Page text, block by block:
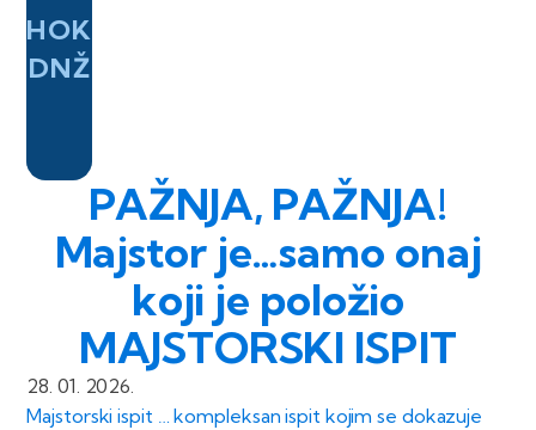
HOK
DNŽ
PAŽNJA, PAŽNJA!
Majstor je…samo onaj
koji je položio
MAJSTORSKI ISPIT
28. 01. 2026.
Majstorski ispit … kompleksan ispit kojim se dokazuje